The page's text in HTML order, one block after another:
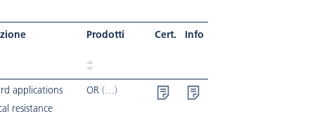
Prodotti Cert. Info
applications
resistance
OR